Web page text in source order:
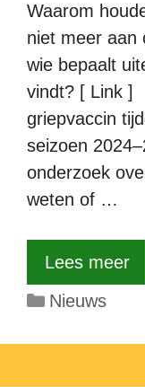
Waarom
niet meer aan
wie bepaalt
vindt? [ Link ]
griepvaccin
seizoen
onderzoek
weten of …
Lees meer
Categorieën
Nieuws